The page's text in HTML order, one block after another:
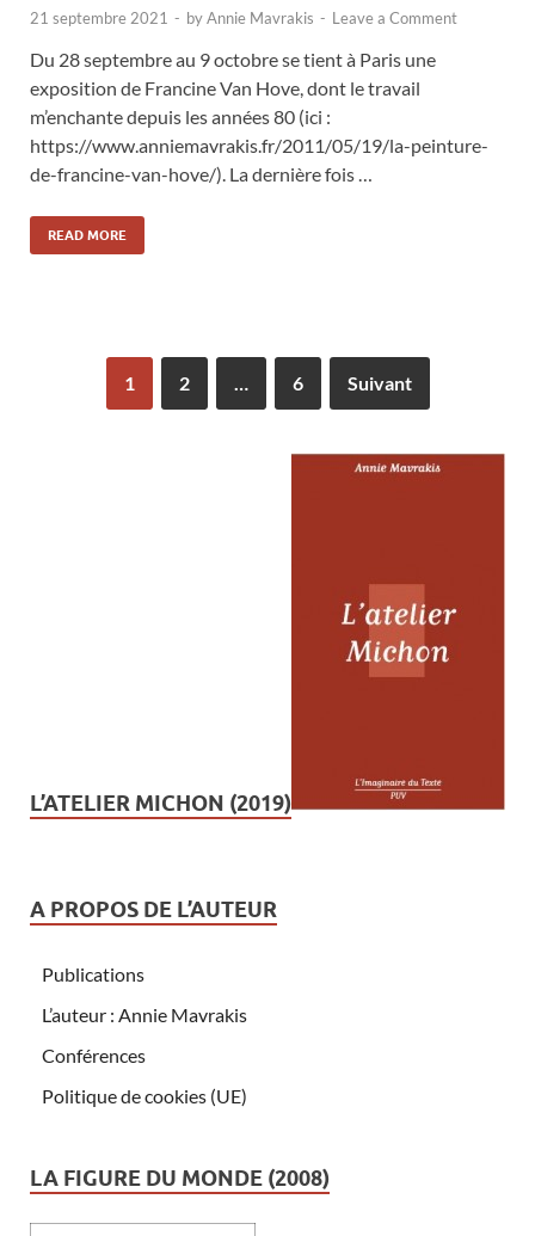
21 septembre 2021 - byAnnie Mavrakis - Leave a Comment
Du 28 septembre au 9 octobre se tient à Paris une
exposition de Francine Van Hove, dont le travail
m’enchante depuis les années 80 (ici :
https://www.anniemavrakis.fr/2011/05/19/la-peinture-
de-francine-van-hove/). La dernière fois …
READ MORE
1 2 … 6 Suivant
L’ATELIER MICHON (2019)
A PROPOS DE L’AUTEUR
Publications
L’auteur : Annie Mavrakis
Conférences
Politique de cookies (UE)
LA FIGURE DU MONDE (2008)